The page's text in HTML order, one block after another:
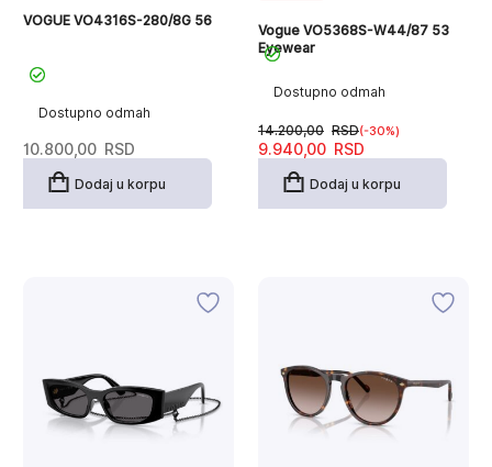
Dostupno odmah
VOGUE VO4316S-280/8G 56
10.800,00 RSD
Dodaj u korpu
Dostupno odmah
Vogue VO5368S-W44/87 53
Eyewear
14.200,00 RSD
Originalna
cena
9.940,00 RSD
Trenutna
cena
(-30%)
Dodaj u korpu